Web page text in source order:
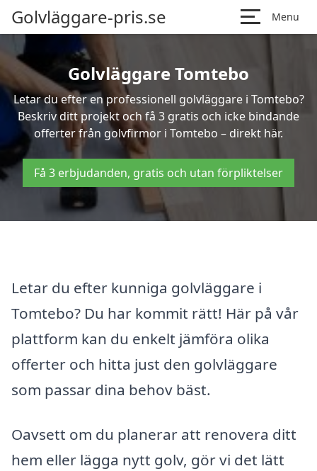
Golvläggare-pris.se Menu
Golvläggare Tomtebo
Letar du efter en professionell golvläggare i Tomtebo?
Beskriv ditt projekt och få 3 gratis och icke bindande
offerter från golvfirmor i Tomtebo – direkt här.
Få 3 erbjudanden, gratis och utan förpliktelser
Letar du efter kunniga golvläggare i
Tomtebo? Du har kommit rätt! Här på vår
plattform kan du enkelt jämföra olika
offerter och hitta just den golvläggare
som passar dina behov bäst.
Oavsett om du planerar att renovera ditt
hem eller lägga nytt golv, gör vi det lätt